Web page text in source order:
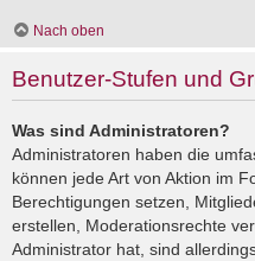
Nach oben
Benutzer-Stufen und
Was sind Administratoren?
Administratoren haben die
können jede Art von Aktion im
Berechtigungen setzen,
erstellen, Moderationsrechte
Administrator hat, sind